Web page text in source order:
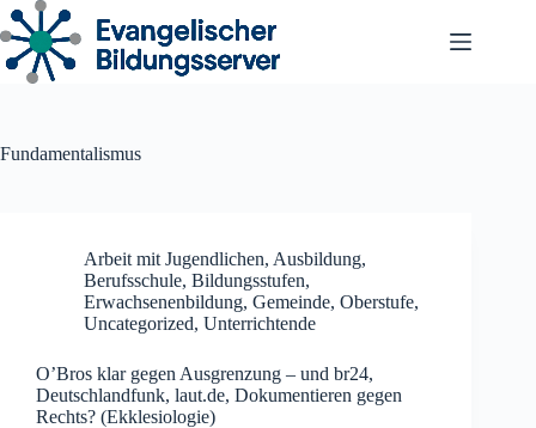
Zum
Inhalt
springen
Fundamentalismus
Arbeit mit Jugendlichen, Ausbildung,
Berufsschule, Bildungsstufen,
Erwachsenenbildung, Gemeinde, Oberstufe,
Uncategorized, Unterrichtende
O’Bros klar gegen Ausgrenzung – und br24,
Deutschlandfunk, laut.de, Dokumentieren gegen
Rechts? (Ekklesiologie)